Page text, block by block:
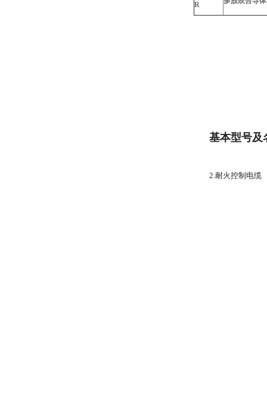
R
基本型号及
2.耐火控制电缆